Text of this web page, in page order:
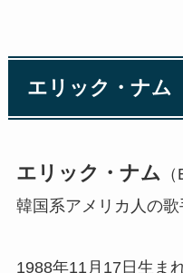
エリック・ナ
エリック・ナム
韓国系アメリカ人の歌
1988年11月17日生ま